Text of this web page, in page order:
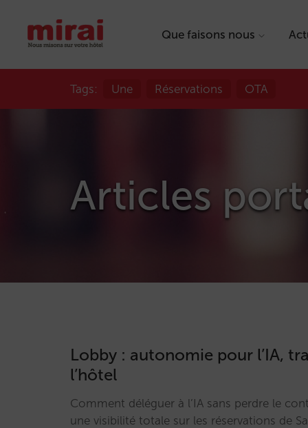
Que faisons nous
Tags: Une Réservations OTA
Articles
Lobby : autonomie pour l’IA,
l’hôtel
Comment déléguer à l’IA sans perdre le
une visibilité totale sur les réservations de